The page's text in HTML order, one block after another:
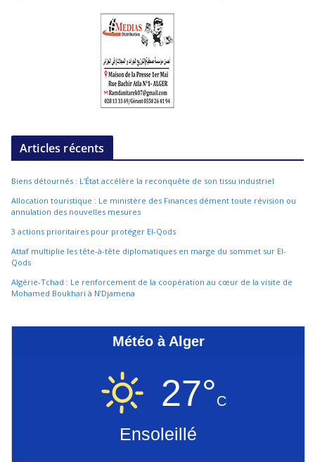
Articles récents
Biens détournés : L’État accélère la reconquête de son tissu industriel
Allocation touristique : Le ministère des Finances dément toute révision ou
annulation des nouvelles mesures
3 actions prioritaires pour protéger El-Qods
Attaf multiplie les tête-à-tête diplomatiques en marge du sommet sur El-
Qods
Algérie-Tchad : Le renforcement de la coopération au cœur de la visite de
Mohamed Boukhari à N’Djamena
Météo à Alger
27°C
Ensoleillé